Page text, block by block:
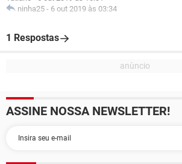
ninha25 - 6 out 2019 às 03:34
1 Respostas
ASSINE NOSSA NEWSLETTER!